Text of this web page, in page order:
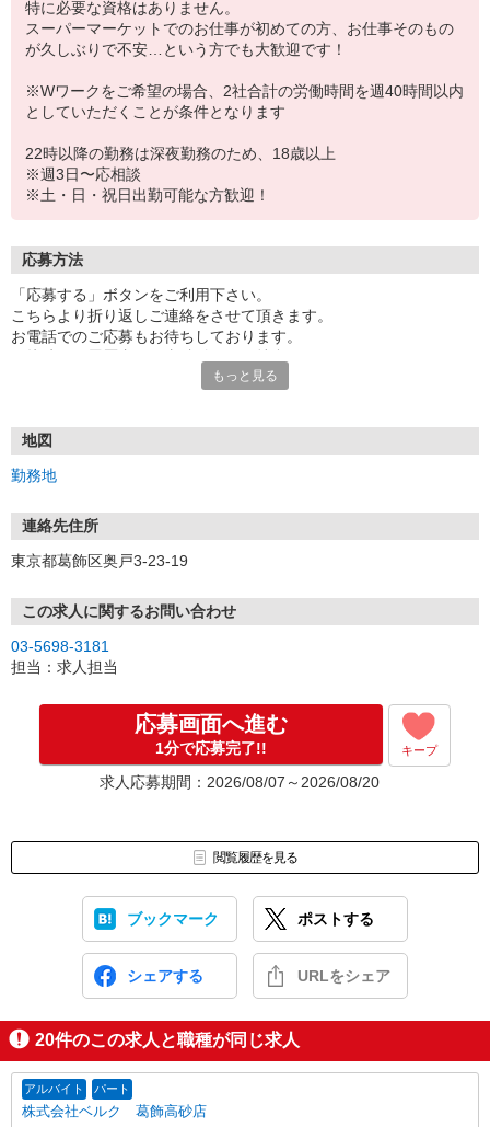
特に必要な資格はありません。
スーパーマーケットでのお仕事が初めての方、お仕事そのもの
が久しぶりで不安…という方でも大歓迎です！
※Wワークをご希望の場合、2社合計の労働時間を週40時間以内
としていただくことが条件となります
22時以降の勤務は深夜勤務のため、18歳以上
※週3日〜応相談
※土・日・祝日出勤可能な方歓迎！
応募方法
「応募する」ボタンをご利用下さい。
こちらより折り返しご連絡をさせて頂きます。
お電話でのご応募もお待ちしております。
もっと見る
地図
勤務地
連絡先住所
東京都葛飾区奥戸3-23-19
この求人に関するお問い合わせ
03-5698-3181
担当：求人担当
応募画面へ進む
1分で応募完了!! キープ
求人応募期間：2026/08/07～2026/08/20
閲覧履歴を見る
ブックマーク ポストする
シェアする URLをシェア
20件のこの求人と職種が同じ求人
アルバイト パート
株式会社ベルク 葛飾高砂店